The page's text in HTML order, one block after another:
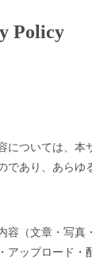
Policy
ついては、
あり、あら
（文章・写真
ップロード